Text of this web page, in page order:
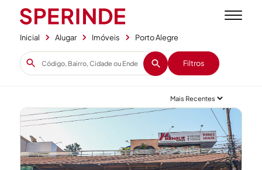
Inicial Alugar Imóveis Porto Alegre
Filtros